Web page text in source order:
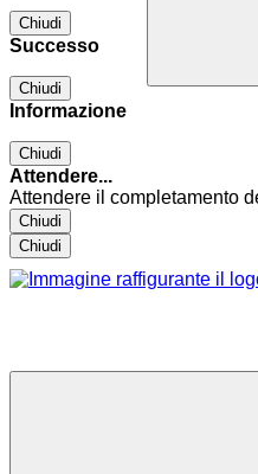
Chiudi
Successo
Chiudi
Informazione
Chiudi
Attendere...
Attendere il completamento
Chiudi
Chiudi